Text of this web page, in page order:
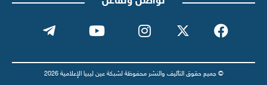
© جميع حقوق التأليف والنشر محفوظة لشبكة عين ليبيا الإعلامية 2026